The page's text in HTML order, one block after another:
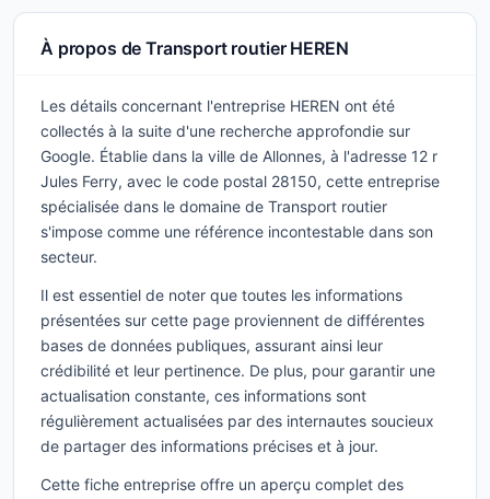
À propos de Transport routier HEREN
Les détails concernant l'entreprise HEREN ont été
collectés à la suite d'une recherche approfondie sur
Google. Établie dans la ville de Allonnes, à l'adresse 12 r
Jules Ferry, avec le code postal 28150, cette entreprise
spécialisée dans le domaine de Transport routier
s'impose comme une référence incontestable dans son
secteur.
Il est essentiel de noter que toutes les informations
présentées sur cette page proviennent de différentes
bases de données publiques, assurant ainsi leur
crédibilité et leur pertinence. De plus, pour garantir une
actualisation constante, ces informations sont
régulièrement actualisées par des internautes soucieux
de partager des informations précises et à jour.
Cette fiche entreprise offre un aperçu complet des